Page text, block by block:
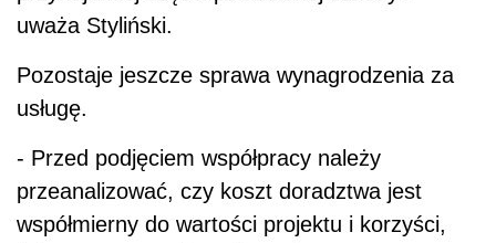
uważa Styliński.
Pozostaje jeszcze sprawa wynagrodzenia za
usługę.
- Przed podjęciem współpracy należy
przeanalizować, czy koszt doradztwa jest
współmierny do wartości projektu i korzyści,